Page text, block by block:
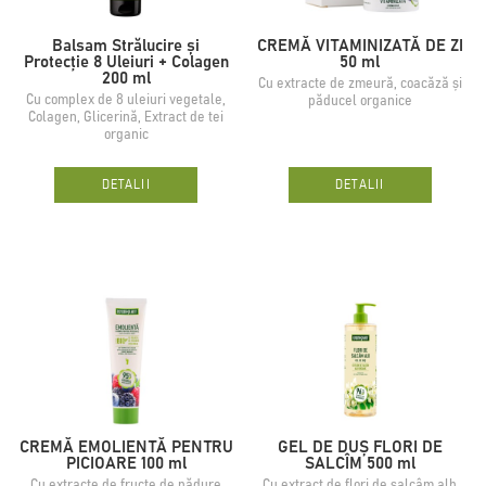
Balsam Strălucire și
Protecție 8 Uleiuri + Colagen
200 ml
Cu complex de 8 uleiuri vegetale,
Colagen, Glicerină, Extract de tei
organic
DETALII
CREMĂ VITAMINIZATĂ DE ZI
50 ml
Сu extracte de zmeură, coacăză și
păducel organice
DETALII
CREMĂ EMOLIENTĂ PENTRU
PICIOARE 100 ml
GEL DE DUȘ FLORI DE
SALCÎM 500 ml